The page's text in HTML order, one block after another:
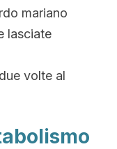
mariano
lasciate
volte al